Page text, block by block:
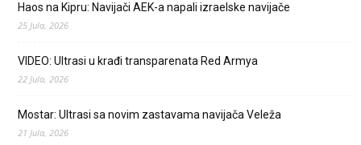
Haos na Kipru: Navijači AEK-a napali izraelske navijače
25 Jula, 2026
VIDEO: Ultrasi u krađi transparenata Red Armya
22 Jula, 2026
Mostar: Ultrasi sa novim zastavama navijača Veleža
21 Jula, 2026